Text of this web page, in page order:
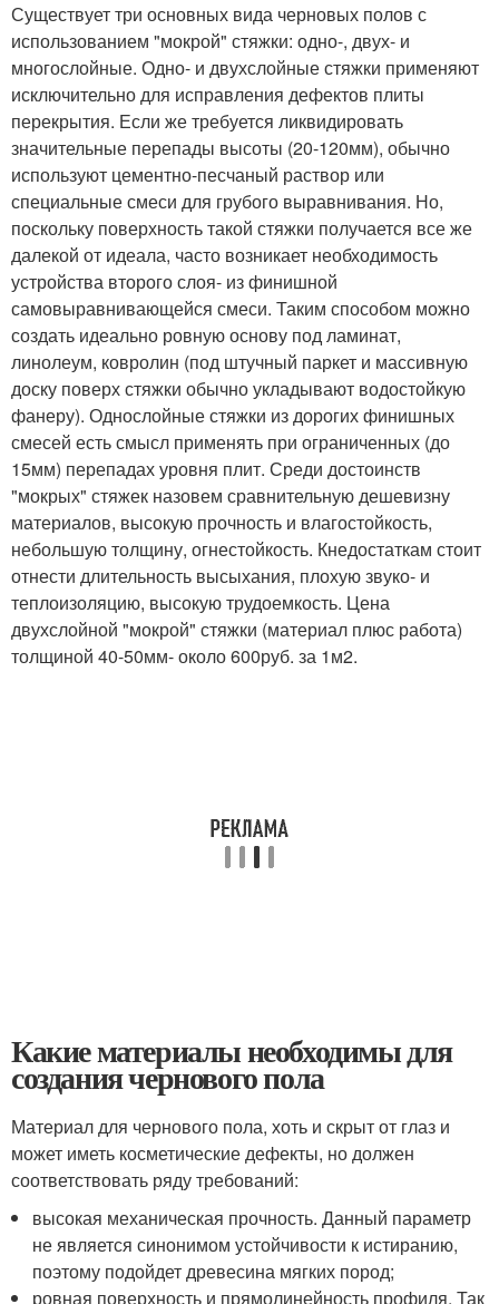
Существует три основных вида черновых полов с
использованием "мокрой" стяжки: одно-, двух- и
многослойные. Одно- и двухслойные стяжки применяют
исключительно для исправления дефектов плиты
перекрытия. Если же требуется ликвидировать
значительные перепады высоты (20-120мм), обычно
используют цементно-песчаный раствор или
специальные смеси для грубого выравнивания. Но,
поскольку поверхность такой стяжки получается все же
далекой от идеала, часто возникает необходимость
устройства второго слоя- из финишной
самовыравнивающейся смеси. Таким способом можно
создать идеально ровную основу под ламинат,
линолеум, ковролин (под штучный паркет и массивную
доску поверх стяжки обычно укладывают водостойкую
фанеру). Однослойные стяжки из дорогих финишных
смесей есть смысл применять при ограниченных (до
15мм) перепадах уровня плит. Среди достоинств
"мокрых" стяжек назовем сравнительную дешевизну
материалов, высокую прочность и влагостойкость,
небольшую толщину, огнестойкость. Кнедостаткам стоит
отнести длительность высыхания, плохую звуко- и
теплоизоляцию, высокую трудоемкость. Цена
двухслойной "мокрой" стяжки (материал плюс работа)
толщиной 40-50мм- около 600руб. за 1м2.
Какие материалы необходимы для
создания чернового пола
Материал для чернового пола, хоть и скрыт от глаз и
может иметь косметические дефекты, но должен
соответствовать ряду требований:
высокая механическая прочность. Данный параметр
не является синонимом устойчивости к истиранию,
поэтому подойдет древесина мягких пород;
ровная поверхность и прямолинейность профиля. Так